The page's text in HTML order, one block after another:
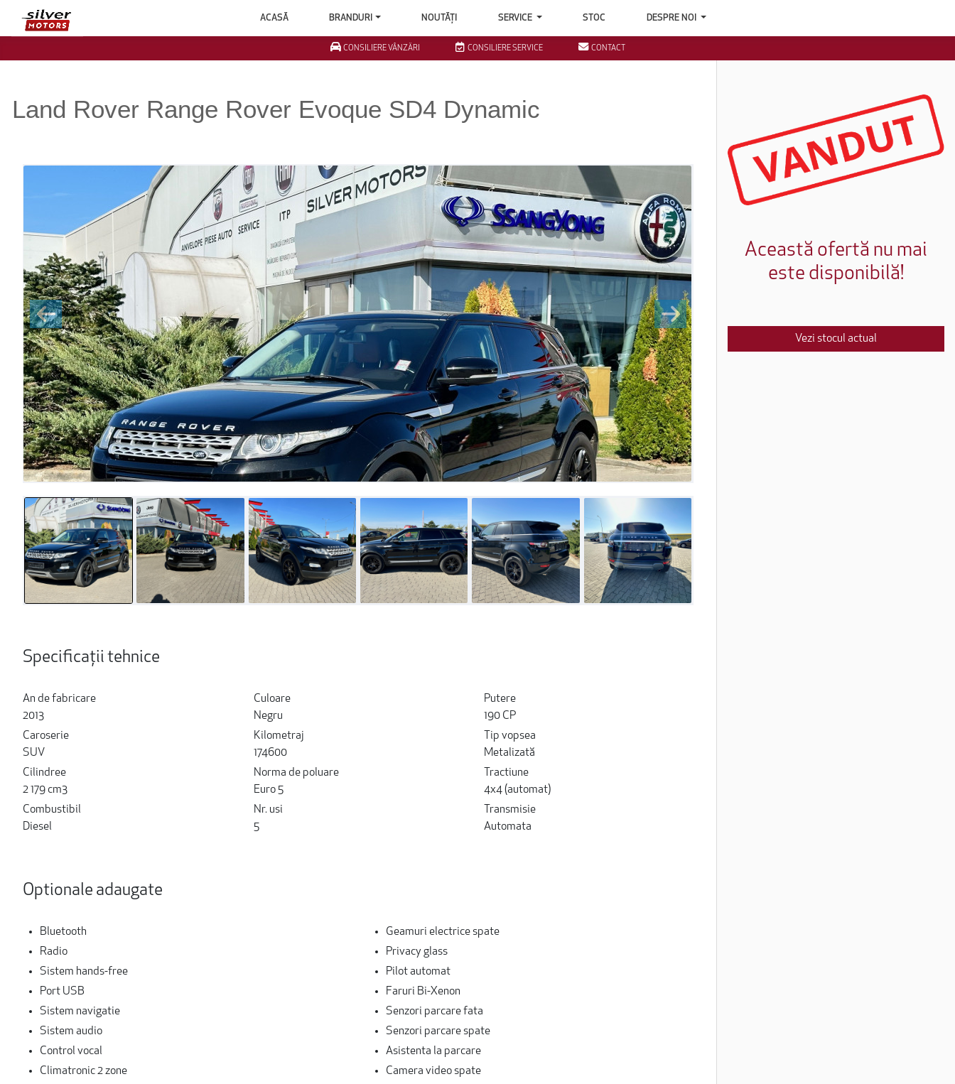
ACASĂ BRANDURI NOUTĂȚI SERVICE STOC DESPRE NOI
CONSILIERE VÂNZĂRI CONSILIERE SERVICE CONTACT
Land Rover Range Rover Evoque SD4 Dynamic
Specificații tehnice
An de fabricare
2013
Caroserie
SUV
Cilindree
2 179 cm3
Combustibil
Diesel
Culoare
Negru
Kilometraj
174600
Norma de poluare
Euro 5
Nr. usi
5
Putere
190 CP
Tip vopsea
Metalizată
Tractiune
4x4 (automat)
Transmisie
Automata
Optionale adaugate
Bluetooth
Radio
Sistem hands-free
Port USB
Sistem navigatie
Sistem audio
Control vocal
Climatronic 2 zone
Geamuri electrice spate
Privacy glass
Pilot automat
Faruri Bi-Xenon
Senzori parcare fata
Senzori parcare spate
Asistenta la parcare
Camera video spate
Această ofertă nu mai
este disponibilă!
Vezi stocul actual